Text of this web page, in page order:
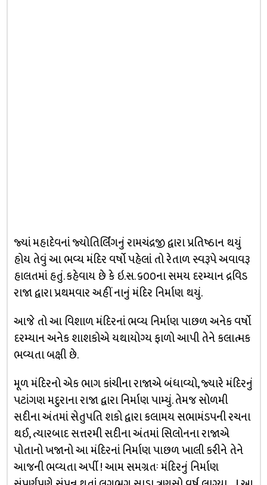
જ્યાં મહાદેવનાં જ્યોતિર્લિંગનું રામચંદ્રજી દ્વારા પ્રતિષ્ઠાન થયું
હોય તેવું આ ભવ્ય મંદિર વર્ષો પહેલાં તો રેતાળ સ્વરૂપે અવાવરૂ
હાલતમાં હતું. કહેવાય છે કે ઇ.સ. ૬૦૦ના સમય દરમ્યાન દ્રવિડ
રાજા દ્વારા પ્રથમવાર અહીં નાનું મંદિર નિર્માણ થયું.
આજે તો આ વિશાળ મંદિરનાં ભવ્ય નિર્માણ પાછળ અનેક વર્ષો
દરમ્યાન અનેક શાશકોએ યથાયોગ્ય ફાળો આપી તેને કલાત્મક
ભવ્યતા બક્ષી છે.
મૂળ મંદિરનો એક ભાગ કાંચીના રાજાએ બંધાવ્યો, જ્યારે મંદિરનું
પટાંગણ મદુરાના રાજા દ્વારા નિર્માણ પામ્યું. તેમજ સોળમી
સદીના અંતમાં સેતુપતિ શકો દ્વારા કલામય સભામંડપની રચના
થઈ, ત્યારબાદ સત્તરમી સદીના અંતમાં સિલોનના રાજાએ
પોતાનો ખજાનો આ મંદિરનાં નિર્માણ પાછળ ખાલી કરીને તેને
આજની ભવ્યતા અર્પી ! આમ સમગ્રતઃ મંદિરનું નિર્માણ